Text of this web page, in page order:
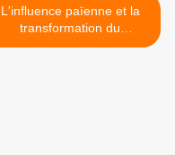
L'influence païenne et la
transformation du
christianisme >